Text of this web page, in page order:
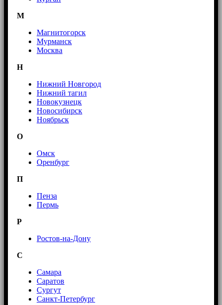
М
Магнитогорск
Мурманск
Москва
Н
Нижний Новгород
Нижний тагил
Новокузнецк
Новосибирск
Ноябрьск
О
Омск
Оренбург
П
Пенза
Пермь
Р
Ростов-на-Дону
С
Самара
Саратов
Сургут
Санкт-Петербург